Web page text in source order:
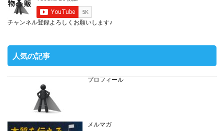
チャンネル登録よろしくお願いします♪
人気の記事
プロフィール
メルマガ